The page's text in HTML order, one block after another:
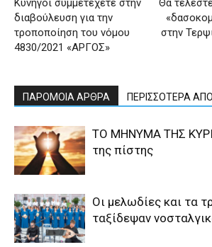
Κυνηγοί συμμετέχετε στην
διαβούλευση για την
τροποποίηση του νόμου
4830/2021 «ΑΡΓΟΣ»
Θα
στην
ΠΑΡΟΜΟΙΑ ΑΡΘΡΑ ΠΕΡΙΣΣΟΤΕΡΑ
ΤΟ ΜΗΝΥΜΑ ΤΗΣ
της πίστης
Οι μελωδίες και τα
ταξίδεψαν